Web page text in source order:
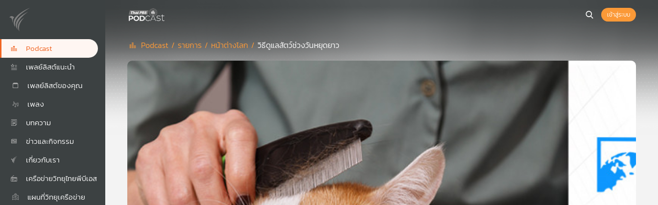
Podcast
เพลย์ลิสต์แนะนำ
เพลย์ลิสต์ของคุณ
เพลง
บทความ
ข่าวและกิจกรรม
เกี่ยวกับเรา
เครือข่ายวิทยุไทยพีบีเอส
แผนที่วิทยุเครือข่าย
เข้าสู่ระบบ
Podcast / รายการ / หน้าต่างโลก / วิธีดูแลสัตว์ช่วงวันหยุดยาว